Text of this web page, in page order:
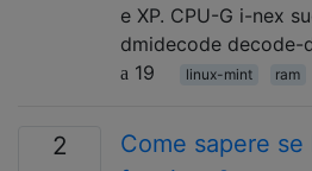
e XP. CPU-G i-nex
dmidecode decode-
19
linux-mint ram
2
Come sapere se